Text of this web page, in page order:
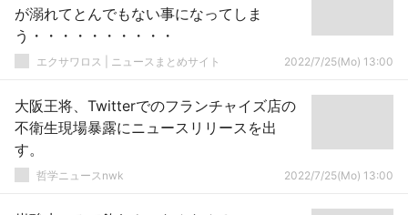
が溺れてとんでもない事になってしま
う・・・・・・・・・・
エクサワロス | ニュースまとめサイト 2022/7/25(Mo) 13:00
大阪王将、Twitterでのフランチャイズ店の
不衛生現場暴露にニュースリリースを出
す。
哲学ニュースnwk 2022/7/25(Mo) 13:00